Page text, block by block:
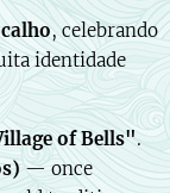
, celebrando
identidade
of Bells".
— once